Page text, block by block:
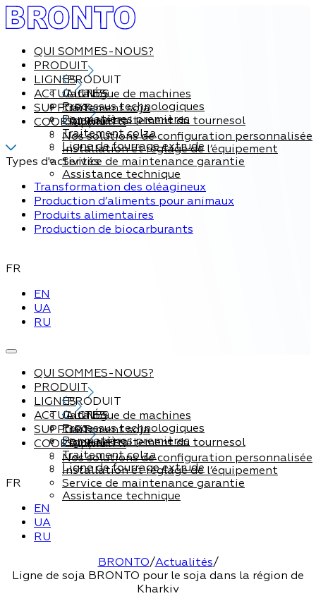
QUI SOMMES-NOUS?
PRODUIT
PRODUIT
Catalogue de machines
Processus technologiques
Par matières premières
LIGNES
LIGNES
Traitement soja
Ligne de traitement du tournesol
Traitement colza
Ligne de fourrage extrude
ACTUALITÉS
SUPPORT
Support
Nos solutions de configuration personnalisée
Installation et réglage de l’équipement
Service de maintenance garantie
Assistance technique
COORDONNÉES
Types d'activités
Transformation des oléagineux
Production d’aliments pour animaux
Produits alimentaires
Production de biocarburants
FR
EN
UA
RU
QUI SOMMES-NOUS?
PRODUIT
PRODUIT
Catalogue de machines
Processus technologiques
Par matières premières
LIGNES
LIGNES
Traitement soja
Ligne de traitement du tournesol
Traitement colza
Ligne de fourrage extrude
ACTUALITÉS
SUPPORT
Support
Nos solutions de configuration personnalisée
Installation et réglage de l’équipement
Service de maintenance garantie
Assistance technique
COORDONNÉES
FR
EN
UA
RU
BRONTO/Actualités/
Ligne de soja BRONTO pour le soja dans la région de
Kharkiv